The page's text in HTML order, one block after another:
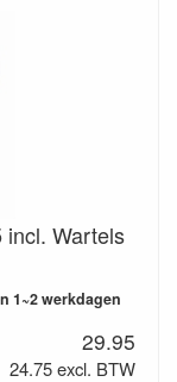
incl. Wartels
1~2 werkdagen
29.95
24.75 excl. BTW